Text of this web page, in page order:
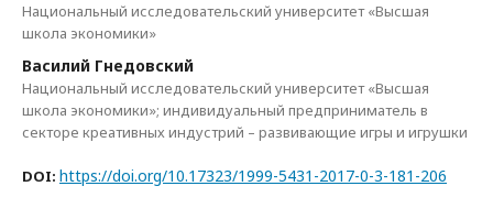
Национальный исследовательский университет «Высшая
школа экономики»
Василий Гнедовский
Национальный исследовательский университет «Высшая
школа экономики»; индивидуальный предприниматель в
секторе креативных индустрий – развивающие игры и игрушки
DOI: https://doi.org/10.17323/1999-5431-2017-0-3-181-206